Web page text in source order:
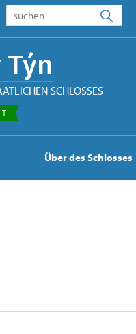
SCHLOSSES
Über des Schlosses